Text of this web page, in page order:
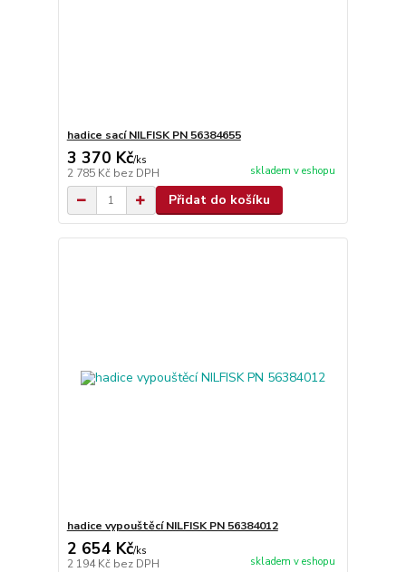
hadice sací NILFISK PN 56384655
3 370 Kč/ks
2 785 Kč bez DPH skladem v eshopu
Přidat do košíku
hadice vypouštěcí NILFISK PN 56384012
2 654 Kč/ks
2 194 Kč bez DPH skladem v eshopu